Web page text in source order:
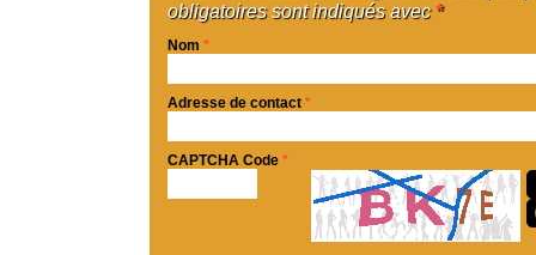
obligatoires sont indiqués avec *
Nom *
Adresse de contact *
CAPTCHA Code *